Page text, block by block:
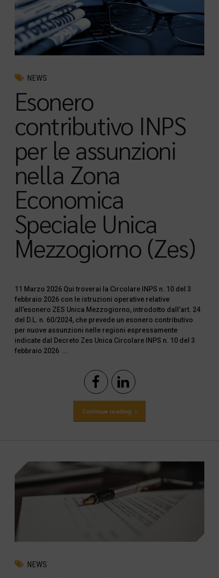
NEWS
Esonero
contributivo INPS
per le assunzioni
nella Zona
Economica
Speciale Unica
Mezzogiorno (Zes)
11 Marzo 2026 Qui troverai la Circolare INPS n. 10 del 3
febbraio 2026 con le istruzioni operative relative
all’esonero ZES Unica Mezzogiorno, introdotto dall’art. 24
del D.L. n. 60/2024, che prevede un esonero contributivo
per nuove assunzioni nelle regioni espressamente
indicate dal Decreto Zes Unica Circolare INPS n. 10 del 3
febbraio 2026 ...
Continue reading
NEWS